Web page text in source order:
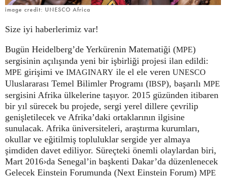
image credit: UNESCO Africa
Size iyi haberlerimiz var!
Bugün Heidelberg’de Yerkürenin Matematiği (MPE)
sergisinin açılışında yeni bir işbirliği projesi ilan edildi:
MPE girişimi ve IMAGINARY ile el ele veren UNESCO
Uluslararası Temel Bilimler Programı (IBSP), başarılı MPE
sergisini Afrika ülkelerine taşıyor. 2015 güzünden itibaren
bir yıl sürecek bu projede, sergi yerel dillere çevrilip
genişletilecek ve Afrika’daki ortaklarının ilgisine
sunulacak. Afrika üniversiteleri, araştırma kurumları,
okullar ve eğitilmiş topluluklar sergide yer almaya
şimdiden davet ediliyor. Süreçteki önemli olaylardan biri,
Mart 2016›da Senegal’in başkenti Dakar’da düzenlenecek
Gelecek Einstein Forumunda (Next Einstein Forum) MPE